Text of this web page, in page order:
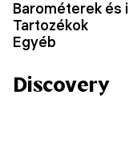
Barométerek és
Tartozékok
Egyéb
Discovery